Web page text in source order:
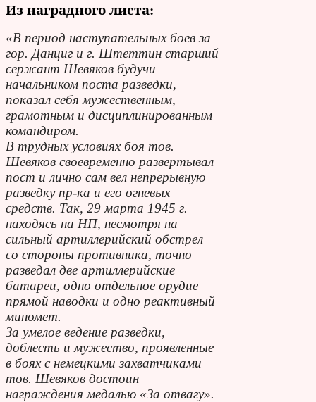
Из наградного листа:
«В период наступательных боев за
гор. Данциг и г. Штеттин старший
сержант Шевяков будучи
начальником поста разведки,
показал себя мужественным,
грамотным и дисциплинированным
командиром.
В трудных условиях боя тов.
Шевяков своевременно развертывал
пост и лично сам вел непрерывную
разведку пр-ка и его огневых
средств. Так, 29 марта 1945 г.
находясь на НП, несмотря на
сильный артиллерийский обстрел
со стороны противника, точно
разведал две артиллерийские
батареи, одно отдельное орудие
прямой наводки и одно реактивный
миномет.
За умелое ведение разведки,
доблесть и мужество, проявленные
в боях с немецкими захватчиками
тов. Шевяков достоин
награждения медалью «За отвагу».